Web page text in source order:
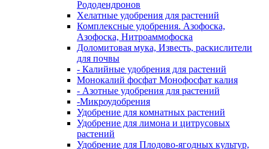
Рододендронов
Хелатные удобрения для растений
Комплексные удобрения. Азофоска,
Азофоска, Нитроаммофоска
Доломитовая мука, Известь, раскислители
для почвы
- Калийные удобрения для растений
Монокалий фосфат Монофосфат калия
- Азотные удобрения для растений
-Микроудобрения
Удобрение для комнатных растений
Удобрение для лимона и цитрусовых
растений
Удобрение для Плодово-ягодных культур,